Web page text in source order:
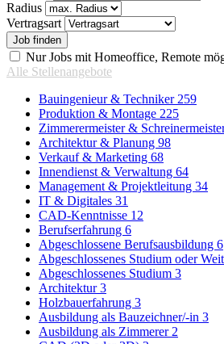
Radius
Vertragsart
Nur Jobs mit Homeoffice, Remote
Alle Stellenangebote
Bauingenieur & Techniker 259
Produktion & Montage 225
Zimmerermeister &
Architektur & Planung 98
Verkauf & Marketing 68
Innendienst & Verwaltung 64
Management & Projektleitung 34
IT & Digitales 31
CAD-Kenntnisse 12
Berufserfahrung 6
Abgeschlossene Berufsausbildung 6
Abgeschlossenes Studium oder
Abgeschlossenes Studium 3
Architektur3
Holzbauerfahrung 3
Ausbildung als Bauzeichner/-in 3
Ausbildung als Zimmerer 2